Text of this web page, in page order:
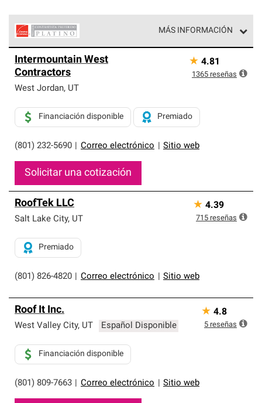
MÁS INFORMACIÓN
Corning constituyen el nivel superior de nuestra red
exclusiva y cumplen con estándares estrictos de
profesionalismo, confiabilidad y destreza incomparable.
sistemas de techos.
Intermountain West
Contractors
West Jordan, UT
(801) 232-5690 Correo electrónico Sitio web
Financiación disponible Premiado
Solicitar una cotización
★ 4.81
1365 reseñas
RoofTek LLC
Salt Lake City, UT
(801) 826-4820 Correo electrónico Sitio web
Premiado
★ 4.39
715 reseñas
Roof It Inc.
West Valley City, UT Español Disponible
(801) 809-7663 Correo electrónico Sitio web
Financiación disponible
★ 4.8
5 reseñas